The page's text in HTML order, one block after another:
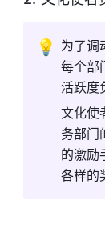
💡 为了调
每个部
活跃度
文化使
务部门
的激励
各样的